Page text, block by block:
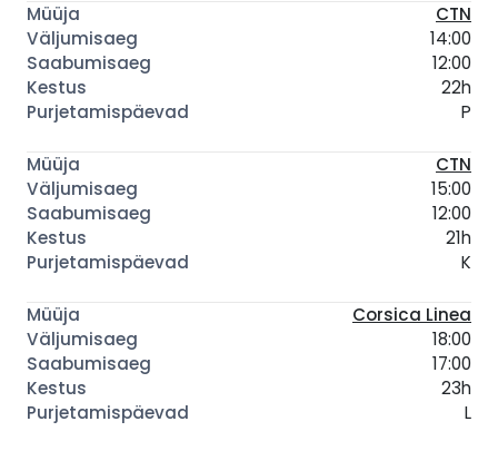
CTN
14:00
12:00
22h
P
CTN
15:00
12:00
21h
K
Corsica Linea
18:00
17:00
23h
L